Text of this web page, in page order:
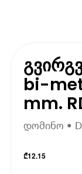
bi-
mm.
დომინო •
₾12.15